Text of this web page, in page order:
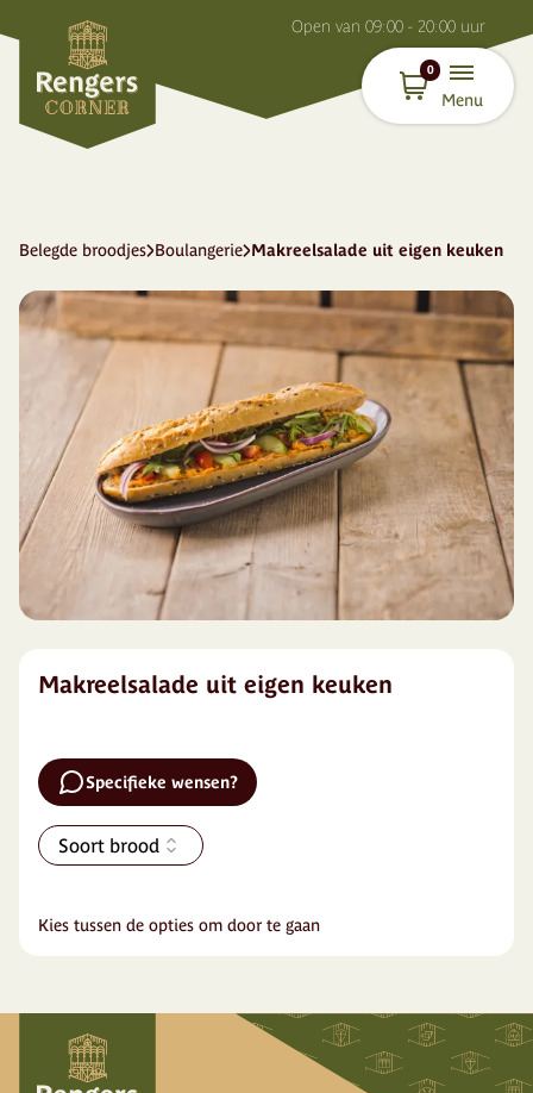
Open van 09:00 - 20:00 uur
0
Menu
Belegde broodjes Boulangerie Makreelsalade uit eigen keuken
Makreelsalade uit eigen keuken
Specifieke wensen?
Soort brood
Kies tussen de opties om door te gaan